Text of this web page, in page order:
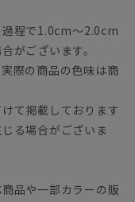
程で1.0cm～2.0cm
がございます。
際の商品の色味は商
て掲載しております
る場合がございま
品や一部カラーの販